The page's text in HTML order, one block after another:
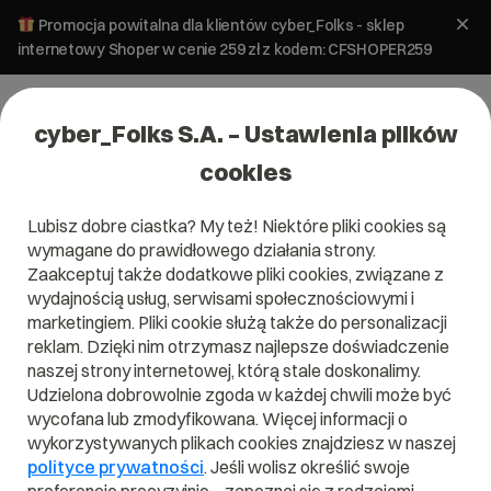
Promocja powitalna dla klientów cyber_Folks - sklep
internetowy Shoper w cenie 259 zł z kodem: CFSHOPER259
Czym jest CMS?
Przeczytaj czym jestCMSw naszym słowniku.
Pomoże Ci to lepiej zrozumieć, czym dokładnie jestCMS
cyber_Folks S.A. – Ustawienia plików
cookies
Lubisz dobre ciastka? My też! Niektóre pliki cookies są
wymagane do prawidłowego działania strony.
Zaakceptuj także dodatkowe pliki cookies, związane z
wydajnością usług, serwisami społecznościowymi i
marketingiem. Pliki cookie służą także do personalizacji
reklam. Dzięki nim otrzymasz najlepsze doświadczenie
naszej strony internetowej, którą stale doskonalimy.
Udzielona dobrowolnie zgoda w każdej chwili może być
wycofana lub zmodyfikowana. Więcej informacji o
wykorzystywanych plikach cookies znajdziesz w naszej
polityce prywatności. Jeśli wolisz określić swoje